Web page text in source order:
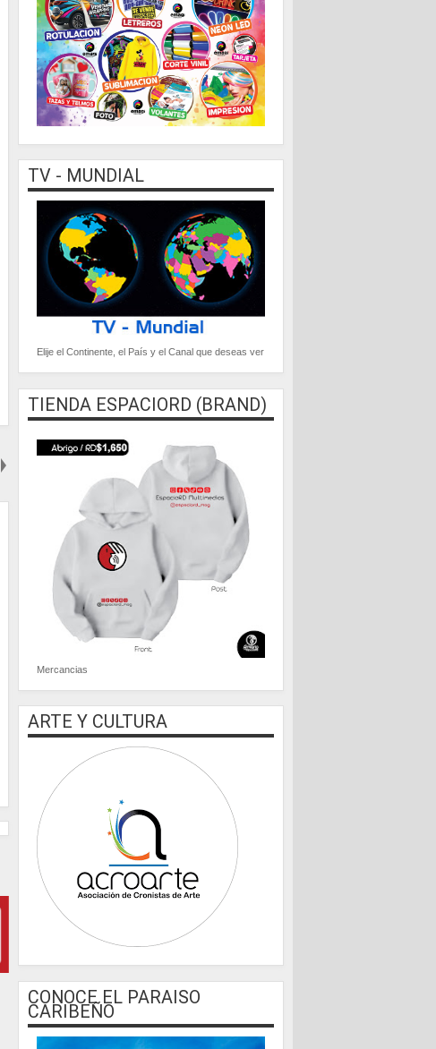
TV - MUNDIAL
Elije el Continente, el País y el Canal que deseas ver
TIENDA ESPACIORD (BRAND)
Mercancias
ARTE Y CULTURA
CONOCE EL PARAISO
CARIBEÑO